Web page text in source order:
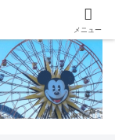
メニュー